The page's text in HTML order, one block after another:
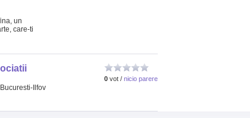
un
care-ti
0 vot / nicio parere
Ilfov